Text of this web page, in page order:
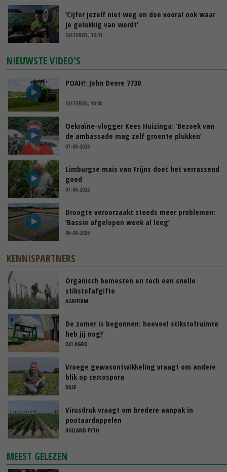
‘Cijfer jezelf niet weg en doe vooral ook waar
je gelukkig van wordt’
GISTEREN, 13:31
NIEUWSTE VIDEO'S
POAH!: John Deere 7730
GISTEREN, 10:00
Oekraïne-vlogger Kees Huizinga: ‘Bezoek van
de ambassade mag zelf groente plukken’
07-08-2026
Limburgse mais van Frijns doet het verrassend
goed
07-08-2026
Droogte veroorzaakt steeds meer problemen:
‘Bassin afgelopen week al leeg’
06-08-2026
KENNISPARTNERS
Organisch bemesten en toch een snelle
stikstofafgifte
AGRIFIRM
De zomer is begonnen: hoeveel stikstofruimte
heb jij nog?
OCI AGRO
Vroege gewasontwikkeling vraagt om andere
blik op cercospora
BASF
Virusdruk vraagt om bredere aanpak in
pootaardappelen
HOLLAND FYTO
MEEST GELEZEN